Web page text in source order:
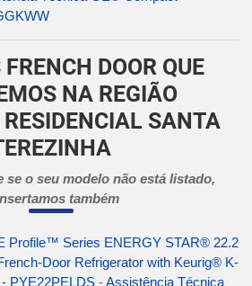
DOOR QUE
NA REGIÃO
SANTA
se o seu modelo não está listado,
também
Profile™ Series ENERGY STAR® 22.2
Door Refrigerator with Keurig® K-
PYE22PELDS -Assistência Técnica